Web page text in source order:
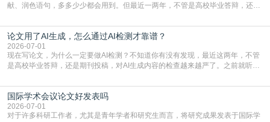
献、润色语句，多多少少都会用到。但最近一两年，不管是高校毕业答辩，还是
须加做AI查重。很多人分不清，AI查重和普通查重到底有啥区别？这里说透：普
通查重查的是你的文字和已公开文献的重复比例，防的是抄袭；AI查重查的是你
的内容里，有多少是AI生成的，防的是过
论文用了AI生成，怎么通过AI检测才靠谱？
2026-07-01
现在写论文，为什么一定要做AI检测？不知道你有没有发现，最近这两年，不管
是高校毕业答辩，还是期刊投稿，对AI生成内容的检查越来越严了。之前就听身
要求修改，还差点被判定学术不规范，真的太冤了。现在国内多数高校和核心期
刊，都已经明确出台了相关规定：如果使用AI生成内容辅助写作，必须明确标
注，未标注的AI生成内容会被认定为不符合学
国际学术会议论文好发表吗
2026-07-01
对于许多科研工作者，尤其是青年学者和研究生而言，将研究成果发表于国际学